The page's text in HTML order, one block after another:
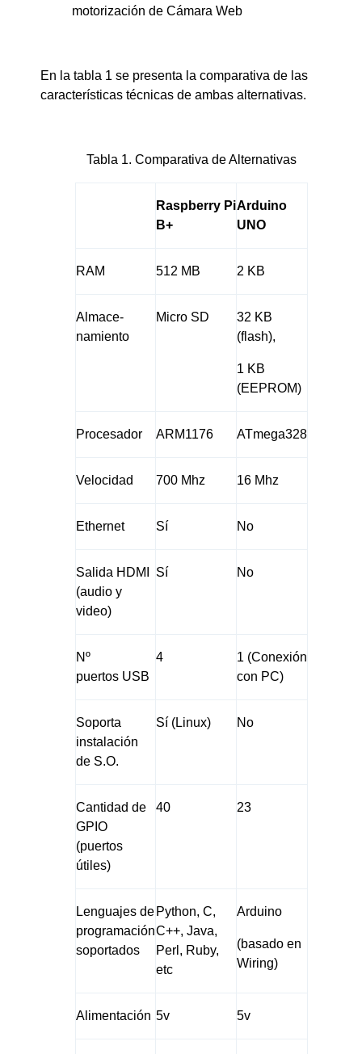
motorización de Cámara Web
En la tabla 1 se presenta la comparativa de las
características técnicas de ambas alternativas.
Tabla 1. Comparativa de Alternativas
Raspberry Pi
B+
Arduino
UNO
RAM 512 MB 2 KB
Almace-
namiento
Micro SD
32 KB
(flash),
1 KB
(EEPROM)
Procesador ARM1176 ATmega328
Velocidad 700 Mhz 16 Mhz
Ethernet Sí No
Salida HDMI
(audio y
video)
Sí No
Nº
puertos USB
4
1 (Conexión
con PC)
Soporta
instalación
de S.O.
Sí (Linux) No
Cantidad de
GPIO
(puertos
útiles)
40 23
Lenguajes de
programación
soportados
Python, C,
C++, Java,
Perl, Ruby,
etc
Arduino
(basado en
Wiring)
Alimentación 5v 5v